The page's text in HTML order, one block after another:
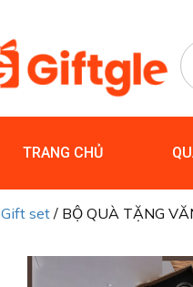
TRANG CHỦ
Gift set / BỘ QUÀ TẶNG